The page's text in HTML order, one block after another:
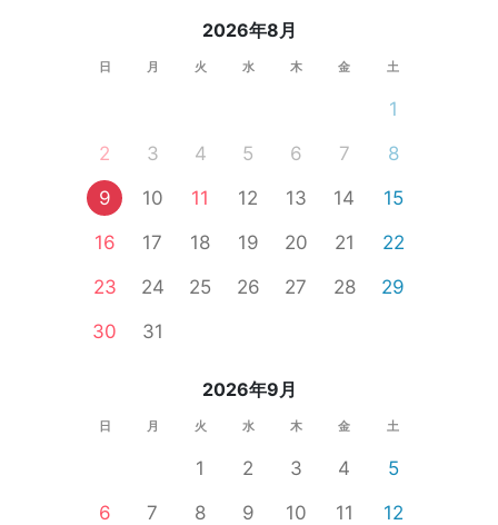
2026年8月
日 月 火 水 木 金 土
1
2
3 4 5 6 7
8
9
10 11 12 13 14
15
16
17 18 19 20 21
22
23
24 25 26 27 28
29
30
31
2026年9月
日 月 火 水 木 金 土
1 2 3 4
5
6
7 8 9 10 11
12